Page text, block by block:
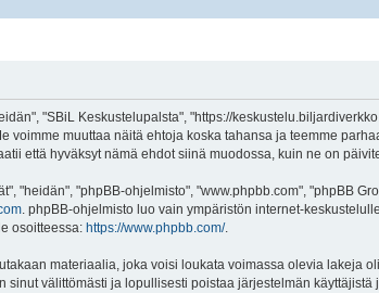
"SBiL Keskustelupalsta", "https://
muuttaa näitä ehtoja koska tahansa ja teemme
että hyväksyt nämä ehdot siinä muodossa, kuin ne on
"heidän", "phpBB-ohjelmisto", "www.phpbb.com", "phpBB
. phpBB-ohjelmisto luo vain ympäristön internet-
osoitteessa: https://www.phpbb.com/.
materiaalia, joka voisi loukata voimassa olevia lakeja
välittömästi ja lopullisesti poistaa järjestelmän